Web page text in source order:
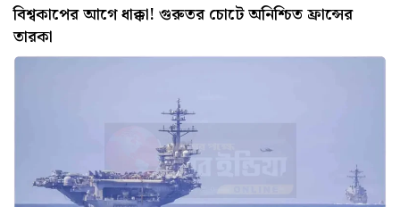
বিশ্বকাপের আগে ধাক্কা! গুরুতর চোটে অনিশ্চিত ফ্রান্সের
তারকা